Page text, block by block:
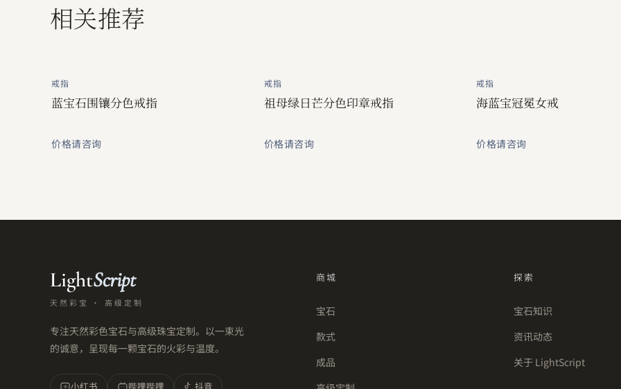
相关推荐
戒指
蓝宝石围镶分色戒指
价格请咨询
戒指
祖母绿日芒分色印章戒指
价格请咨询
戒指
海蓝宝冠冕女戒
价格请咨询
LightScript
天然彩宝 · 高级定制
专注天然彩色宝石与高级珠宝定制。以一束光
的诚意，呈现每一颗宝石的火彩与温度。
小 小红书 哔哩哔哩 抖音
商城
宝石
款式
成品
探索
宝石知识
资讯动态
关于 LightScript